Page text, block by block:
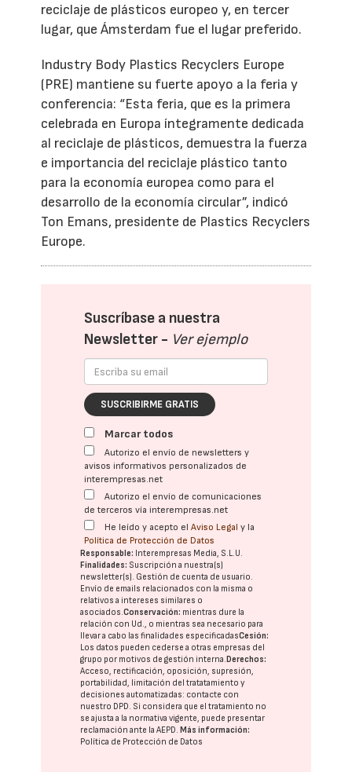
reciclaje de plásticos europeo y, en tercer
lugar, que Ámsterdam fue el lugar preferido.
Industry Body Plastics Recyclers Europe
(PRE) mantiene su fuerte apoyo a la feria y
conferencia: “Esta feria, que es la primera
celebrada en Europa íntegramente dedicada
al reciclaje de plásticos, demuestra la fuerza
e importancia del reciclaje plástico tanto
para la economía europea como para el
desarrollo de la economía circular”, indicó
Ton Emans, presidente de Plastics Recyclers
Europe.
Suscríbase a nuestra
Newsletter - Ver ejemplo
SUSCRIBIRME GRATIS
Marcar todos
Autorizo el envío de newsletters y
avisos informativos personalizados de
interempresas.net
Autorizo el envío de comunicaciones
de terceros vía interempresas.net
He leído y acepto elAviso Legal y la
Política de Protección de Datos
Responsable: Interempresas Media, S.L.U.
Finalidades: Suscripción a nuestra(s)
newsletter(s). Gestión de cuenta de usuario.
Envío de emails relacionados con la misma o
relativos a intereses similares o
asociados.Conservación: mientras dure la
relación con Ud., o mientras sea necesario para
llevar a cabo las finalidades especificadasCesión:
Los datos pueden cederse a otras empresas del
grupo por motivos de gestión interna. Derechos:
Acceso, rectificación, oposición, supresión,
portabilidad, limitación del tratatamiento y
decisiones automatizadas: contacte con
nuestro DPD. Si considera que el tratamiento no
se ajusta a la normativa vigente, puede presentar
reclamación ante laAEPD. Más información:
Política de Protección de Datos